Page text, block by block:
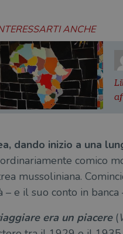
ANCHE
dando inizio a una
comico
mussoliniana.
e il suo conto in
era un piacere(